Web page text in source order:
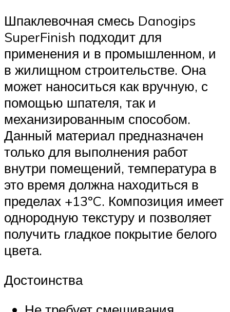
Шпаклевочная смесь Danogips
SuperFinish подходит для
применения и в промышленном, и
в жилищном строительстве. Она
может наноситься как вручную, с
помощью шпателя, так и
механизированным способом.
Данный материал предназначен
только для выполнения работ
внутри помещений, температура в
это время должна находиться в
пределах +13ºC. Композиция имеет
однородную текстуру и позволяет
получить гладкое покрытие белого
цвета.
Достоинства